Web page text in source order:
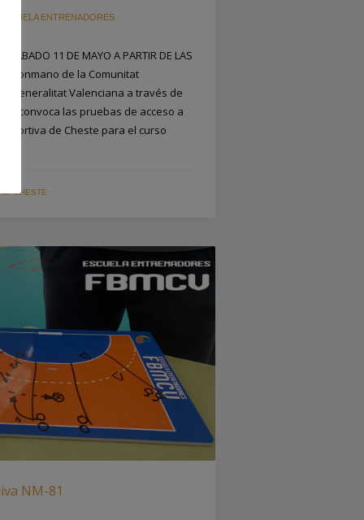
ENTRENADORES
SÁBADO 11 DE MAYO A PARTIR DE LAS
Balonmano de la Comunitat
Generalitat Valenciana a través de
convoca las pruebas de acceso a
de Cheste para el curso
CHESTE
NM-81